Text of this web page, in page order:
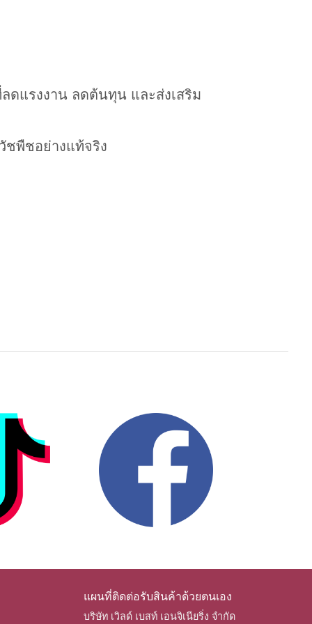
ดแรงงาน ลดต้นทุน และส่งเสริม
ชพืชอย่างแท้จริง
แผนที่ติดต่อรับสินค้าด้วยตนเอง
บริษัท เวิลด์ เบสท์ เอนจิเนียริ่ง จำกัด